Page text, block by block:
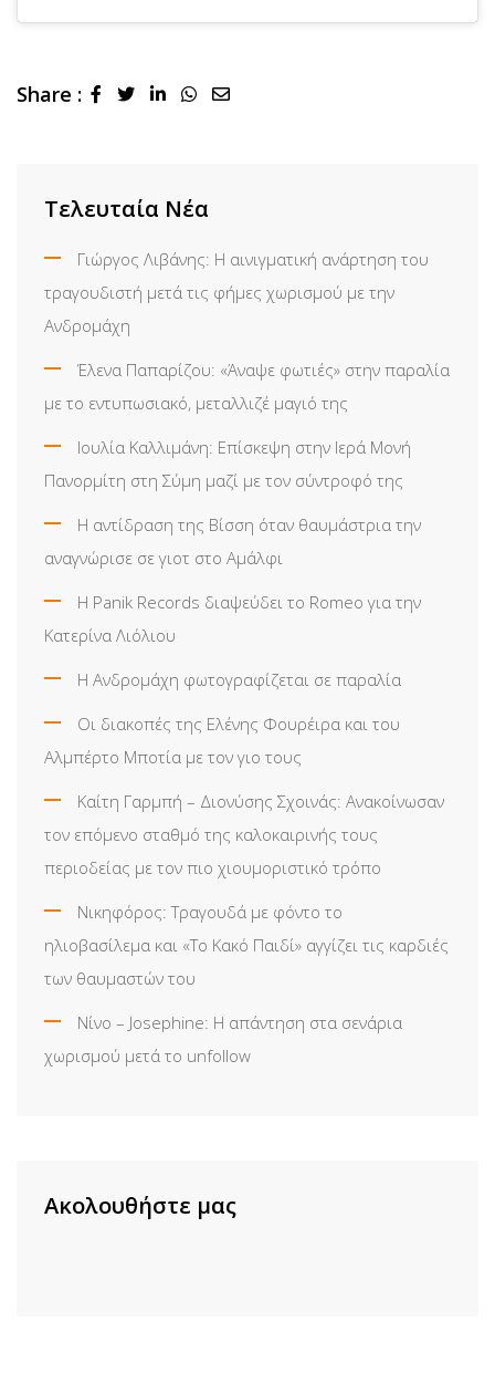
Share : LinkedInWhatsapp
Share
Τελευταία Νέα
Γιώργος Λιβάνης: Η αινιγματική ανάρτηση του
τραγουδιστή μετά τις φήμες χωρισμού με την
Ανδρομάχη
Έλενα Παπαρίζου: «Άναψε φωτιές» στην παραλία
με το εντυπωσιακό, μεταλλιζέ μαγιό της
Ιουλία Καλλιμάνη: Επίσκεψη στην Ιερά Μονή
Πανορμίτη στη Σύμη μαζί με τον σύντροφό της
Η αντίδραση της Βίσση όταν θαυμάστρια την
αναγνώρισε σε γιοτ στο Αμάλφι
Η Panik Records διαψεύδει το Romeo για την
Κατερίνα Λιόλιου
Η Ανδρομάχη φωτογραφίζεται σε παραλία
Οι διακοπές της Ελένης Φουρέιρα και του
Αλμπέρτο Μποτία με τον γιο τους
Καίτη Γαρμπή – Διονύσης Σχοινάς: Ανακοίνωσαν
τον επόμενο σταθμό της καλοκαιρινής τους
περιοδείας με τον πιο χιουμοριστικό τρόπο
Νικηφόρος: Τραγουδά με φόντο το
ηλιοβασίλεμα και «Το Κακό Παιδί» αγγίζει τις καρδιές
των θαυμαστών του
Νίνο – Josephine: Η απάντηση στα σενάρια
χωρισμού μετά το unfollow
Ακολουθήστε μας